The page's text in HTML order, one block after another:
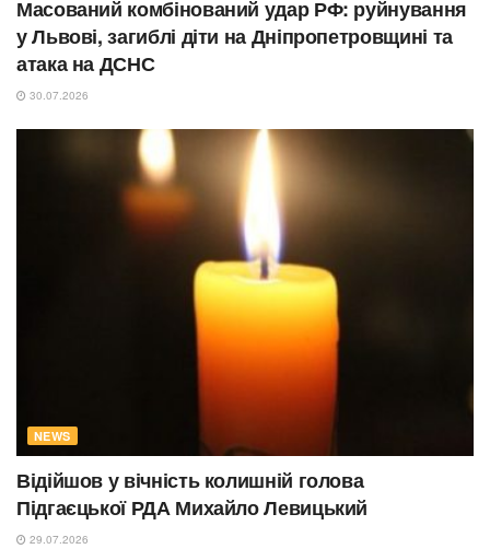
Масований комбінований удар РФ: руйнування
у Львові, загиблі діти на Дніпропетровщині та
атака на ДСНС
30.07.2026
NEWS
Відійшов у вічність колишній голова
Підгаєцької РДА Михайло Левицький
29.07.2026